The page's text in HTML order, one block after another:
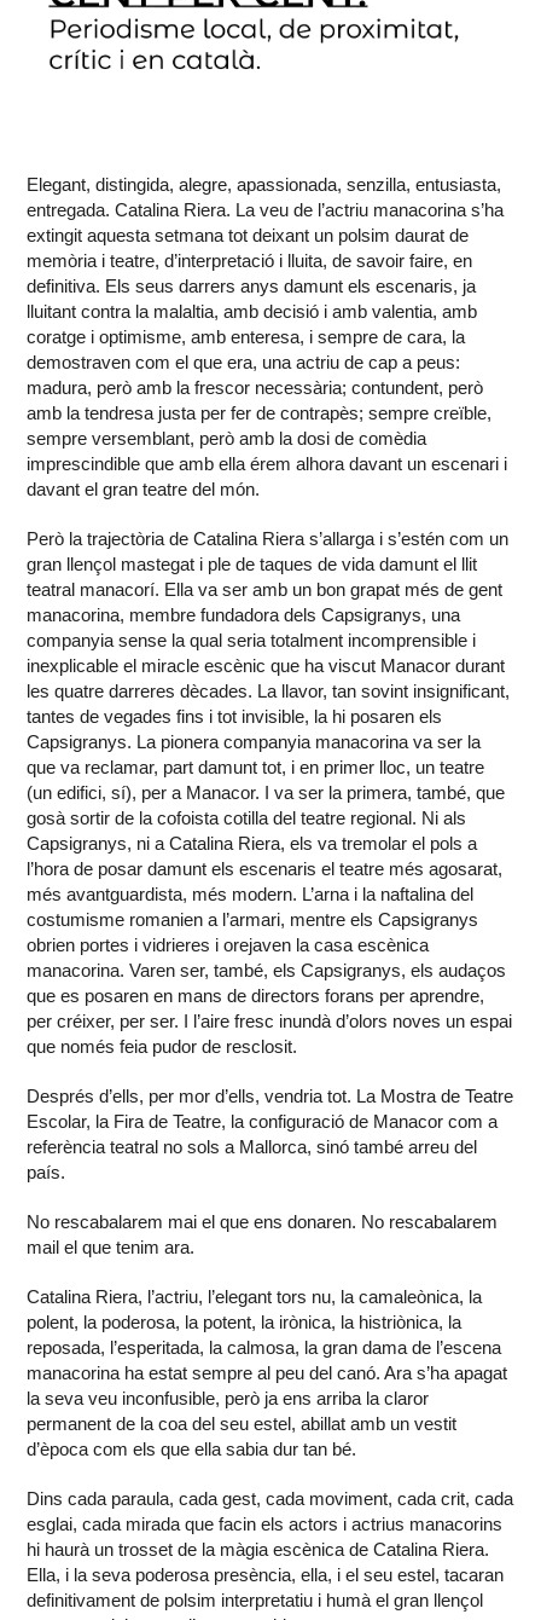
Elegant, distingida, alegre, apassionada, senzilla, entusiasta,
entregada. Catalina Riera. La veu de l’actriu manacorina s’ha
extingit aquesta setmana tot deixant un polsim daurat de
memòria i teatre, d’interpretació i lluita, de savoir faire, en
definitiva. Els seus darrers anys damunt els escenaris, ja
lluitant contra la malaltia, amb decisió i amb valentia, amb
coratge i optimisme, amb enteresa, i sempre de cara, la
demostraven com el que era, una actriu de cap a peus:
madura, però amb la frescor necessària; contundent, però
amb la tendresa justa per fer de contrapès; sempre creïble,
sempre versemblant, però amb la dosi de comèdia
imprescindible que amb ella érem alhora davant un escenari i
davant el gran teatre del món.
Però la trajectòria de Catalina Riera s’allarga i s’estén com un
gran llençol mastegat i ple de taques de vida damunt el llit
teatral manacorí. Ella va ser amb un bon grapat més de gent
manacorina, membre fundadora dels Capsigranys, una
companyia sense la qual seria totalment incomprensible i
inexplicable el miracle escènic que ha viscut Manacor durant
les quatre darreres dècades. La llavor, tan sovint insignificant,
tantes de vegades fins i tot invisible, la hi posaren els
Capsigranys. La pionera companyia manacorina va ser la
que va reclamar, part damunt tot, i en primer lloc, un teatre
(un edifici, sí), per a Manacor. I va ser la primera, també, que
gosà sortir de la cofoista cotilla del teatre regional. Ni als
Capsigranys, ni a Catalina Riera, els va tremolar el pols a
l’hora de posar damunt els escenaris el teatre més agosarat,
més avantguardista, més modern. L’arna i la naftalina del
costumisme romanien a l’armari, mentre els Capsigranys
obrien portes i vidrieres i orejaven la casa escènica
manacorina. Varen ser, també, els Capsigranys, els audaços
que es posaren en mans de directors forans per aprendre,
per créixer, per ser. I l’aire fresc inundà d’olors noves un espai
que només feia pudor de resclosit.
Després d’ells, per mor d’ells, vendria tot. La Mostra de Teatre
Escolar, la Fira de Teatre, la configuració de Manacor com a
referència teatral no sols a Mallorca, sinó també arreu del
país.
No rescabalarem mai el que ens donaren. No rescabalarem
mail el que tenim ara.
Catalina Riera, l’actriu, l’elegant tors nu, la camaleònica, la
polent, la poderosa, la potent, la irònica, la histriònica, la
reposada, l’esperitada, la calmosa, la gran dama de l’escena
manacorina ha estat sempre al peu del canó. Ara s’ha apagat
la seva veu inconfusible, però ja ens arriba la claror
permanent de la coa del seu estel, abillat amb un vestit
d’època com els que ella sabia dur tan bé.
Dins cada paraula, cada gest, cada moviment, cada crit, cada
esglai, cada mirada que facin els actors i actrius manacorins
hi haurà un trosset de la màgia escènica de Catalina Riera.
Ella, i la seva poderosa presència, ella, i el seu estel, tacaran
definitivament de polsim interpretatiu i humà el gran llençol